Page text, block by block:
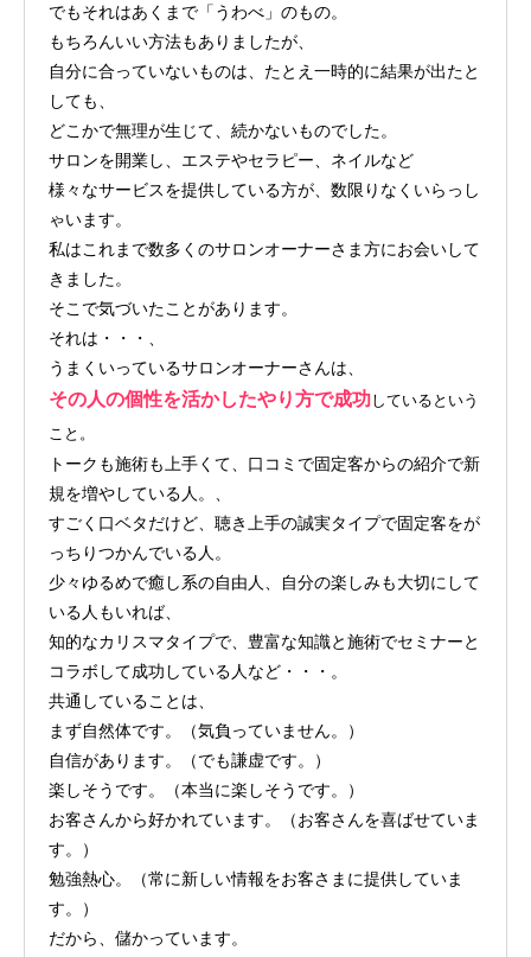
でもそれはあくまで「うわべ」のもの。
もちろんいい方法もありましたが、
自分に合っていないものは、たとえ一時的に結果が出たと
しても、
どこかで無理が生じて、続かないものでした。
サロンを開業し、エステやセラピー、ネイルなど
様々なサービスを提供している方が、数限りなくいらっし
ゃいます。
私はこれまで数多くのサロンオーナーさま方にお会いして
きました。
そこで気づいたことがあります。
それは・・・、
うまくいっているサロンオーナーさんは、
その人の個性を活かしたやり方で成功しているという
こと。
トークも施術も上手くて、口コミで固定客からの紹介で新
規を増やしている人。、
すごく口ベタだけど、聴き上手の誠実タイプで固定客をが
っちりつかんでいる人。
少々ゆるめで癒し系の自由人、自分の楽しみも大切にして
いる人もいれば、
知的なカリスマタイプで、豊富な知識と施術でセミナーと
コラボして成功している人など・・・。
共通していることは、
まず自然体です。（気負っていません。）
自信があります。（でも謙虚です。）
楽しそうです。（本当に楽しそうです。）
お客さんから好かれています。（お客さんを喜ばせていま
す。）
勉強熱心。（常に新しい情報をお客さまに提供していま
す。）
だから、儲かっています。